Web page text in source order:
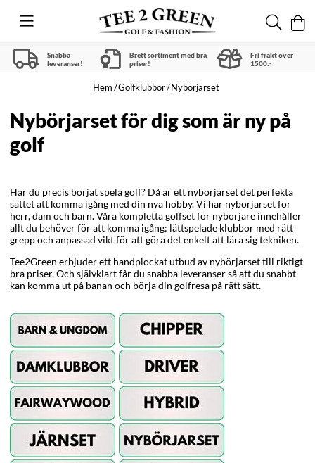
Snabba
leveranser!
Brett sortiment med bra
priser!
Fri frakt över
1500:-
Hem Golfklubbor Nybörjarset
Nybörjarset för dig som är ny på
golf
Har du precis börjat spela golf? Då är ett nybörjarset det perfekta
sättet att komma igång med din nya hobby. Vi har nybörjarset för
herr, dam och barn. Våra kompletta golfset för nybörjare innehåller
allt du behöver för att komma igång: lättspelade klubbor med rätt
grepp och anpassad vikt för att göra det enkelt att lära sig tekniken.
Tee2Green erbjuder ett handplockat utbud av nybörjarset till riktigt
bra priser. Och självklart får du snabba leveranser så att du snabbt
kan komma ut på banan och börja din golfresa på rätt sätt.